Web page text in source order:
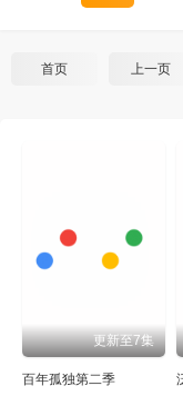
首页 上一页
更新至7集
百年孤独第二季